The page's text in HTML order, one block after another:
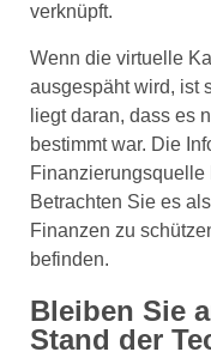
verknüpft.
Wenn die virtuelle
ausgespäht wird, ist
liegt daran, dass es
bestimmt war. Die
Finanzierungsquelle
Betrachten Sie es
Finanzen zu
befinden.
Bleiben Sie
Stand der